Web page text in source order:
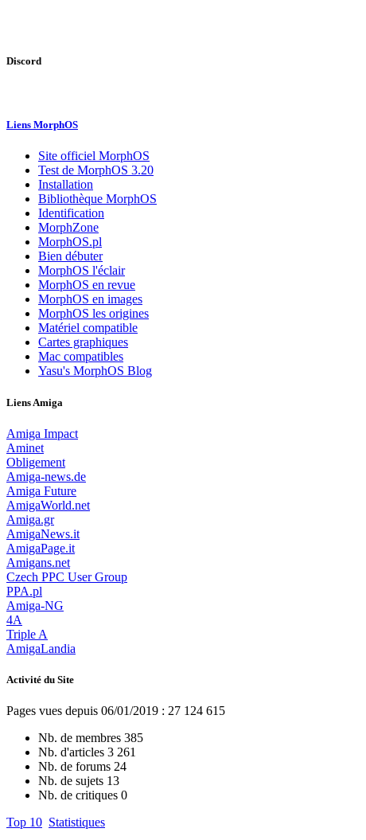
Discord
Liens MorphOS
Site officiel MorphOS
Test de MorphOS 3.20
Installation
Bibliothèque MorphOS
Identification
MorphZone
MorphOS.pl
Bien débuter
MorphOS l'éclair
MorphOS en revue
MorphOS en images
MorphOS les origines
Matériel compatible
Cartes graphiques
Mac compatibles
Yasu's MorphOS Blog
Liens Amiga
Amiga Impact
Aminet
Obligement
Amiga-news.de
Amiga Future
AmigaWorld.net
Amiga.gr
AmigaNews.it
AmigaPage.it
Amigans.net
Czech PPC User Group
PPA.pl
Amiga-NG
4A
Triple A
AmigaLandia
Activité du Site
Pages vues depuis 06/01/2019 : 27 124 615
Nb. de membres 385
Nb. d'articles 3 261
Nb. de forums 24
Nb. de sujets 13
Nb. de critiques 0
Top 10 Statistiques